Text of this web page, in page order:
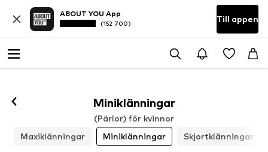
ABOUT YOU App
(152 700) Till appen
Miniklänningar
(Pärlor) för kvinnor
Maxiklänningar Miniklänningar Skjortklänningar